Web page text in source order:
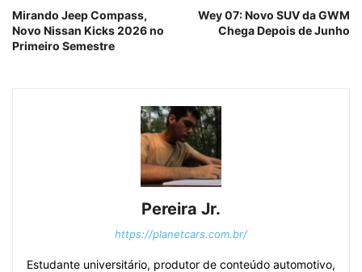
Mirando Jeep Compass,
Novo Nissan Kicks 2026 no
Primeiro Semestre
Wey 07: Novo SUV da GWM
Chega Depois de Junho
Pereira Jr.
https://planetcars.com.br/
Estudante universitário, produtor de conteúdo automotivo,